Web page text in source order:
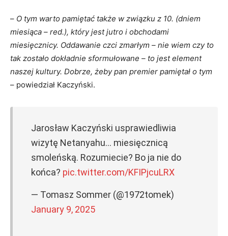
– O tym warto pamiętać także w związku z 10. (dniem
miesiąca – red.), który jest jutro i obchodami
miesięcznicy. Oddawanie czci zmarłym – nie wiem czy to
tak zostało dokładnie sformułowane – to jest element
naszej kultury. Dobrze, żeby pan premier pamiętał o tym
– powiedział Kaczyński.
Jarosław Kaczyński usprawiedliwia
wizytę Netanyahu… miesięcznicą
smoleńską. Rozumiecie? Bo ja nie do
końca? pic.twitter.com/KFIPjcuLRX
— Tomasz Sommer (@1972tomek)
January 9, 2025